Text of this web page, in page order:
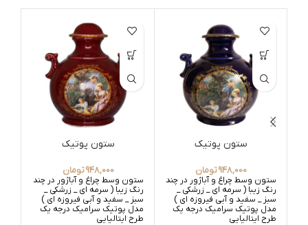
ستون پوتیک
948,000تومان
ستون وسط چراغ و آباژور در چند
رنگ زیبا ( سرمه ای _ زرشکی _
سبز _ سفید و آبی فیروزه ای )
مدل پوتیک سرامیک درجه یک
طرح ایتالیایی
ستون پوتیک
948,000تومان
ستون وسط چراغ و آباژور در چند
رنگ زیبا ( سرمه ای _ زرشکی _
سبز _ سفید و آبی فیروزه ای )
مدل پوتیک سرامیک درجه یک
طرح ایتالیایی